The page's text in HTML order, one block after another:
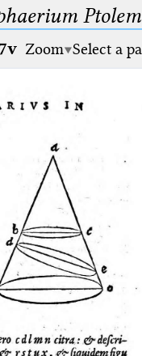
Zoom Select a